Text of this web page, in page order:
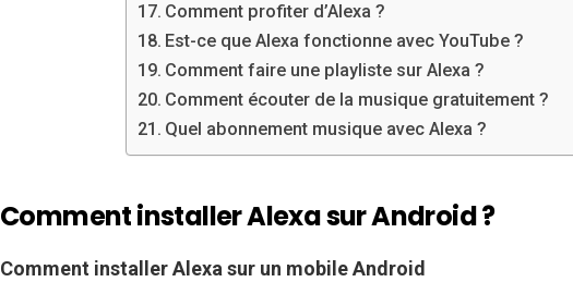
Comment profiter d’Alexa ?
Est-ce que Alexa fonctionne avec YouTube ?
Comment faire une playliste sur Alexa ?
Comment écouter de la musique gratuitement ?
Quel abonnement musique avec Alexa ?
Comment installer Alexa sur Android ?
Comment installer Alexa sur un mobileAndroid